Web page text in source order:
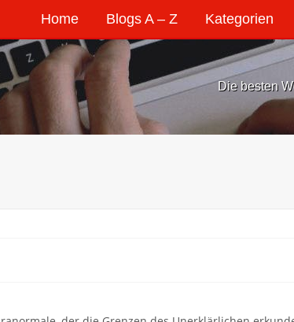
Home Blogs A – Z Kategorien
Die besten